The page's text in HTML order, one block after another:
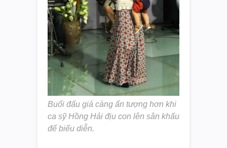
Buổi đấu giá càng ấn tượng hơn khi
ca sỹ Hồng Hải địu con lên sân khấu
để biểu diễn.